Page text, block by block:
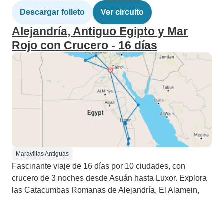
Descargar folleto Ver circuito
Alejandría, Antiguo Egipto y Mar
Rojo con Crucero - 16 días
Maravillas Antiguas
Fascinante viaje de 16 días por 10 ciudades, con
crucero de 3 noches desde Asuán hasta Luxor. Explora
las Catacumbas Romanas de Alejandría, El Alamein,